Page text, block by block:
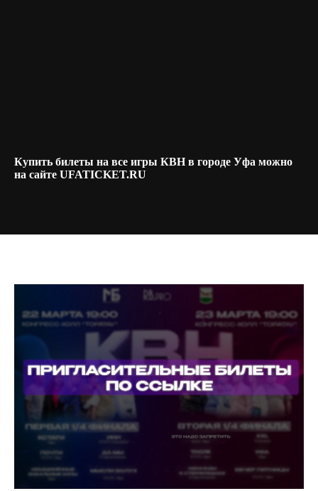
Купить билеты на все игры КВН в городе Уфа можно
на сайте UFATICKET.RU